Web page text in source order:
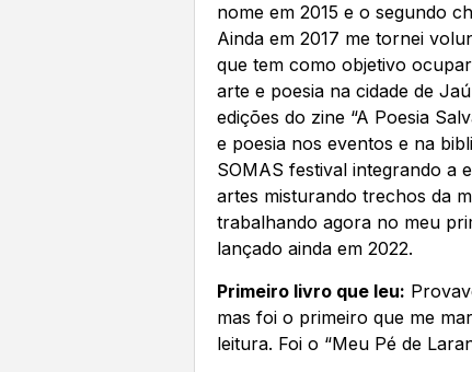
nome em 2015 e o segundo
Ainda em 2017 me tornei
que tem como objetivo
arte e poesia na cidade de
edições do zine “A Poesia
e poesia nos eventos e na
SOMAS festival integrando a
artes misturando trechos da
trabalhando agora no meu
lançado ainda em 2022.
Primeiro livro que leu:
mas foi o primeiro que me
leitura. Foi o “Meu Pé de